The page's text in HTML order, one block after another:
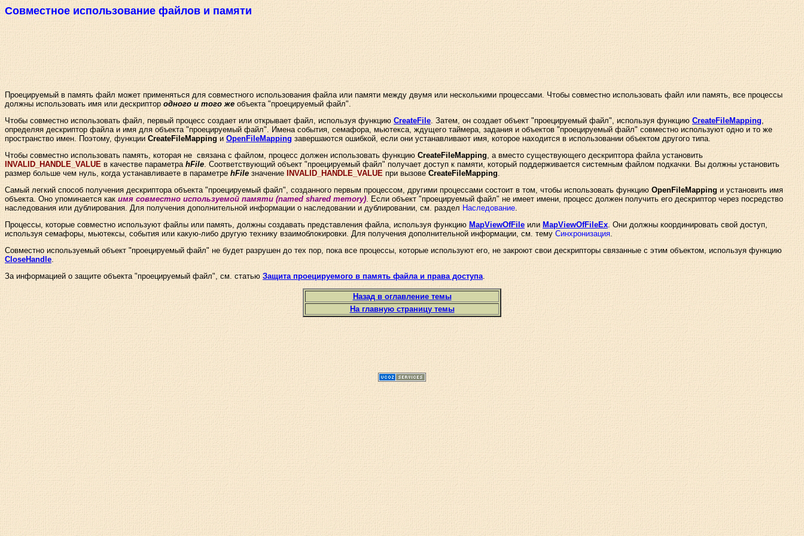
Совместное использование файлов и памяти
Проецируемый в память файл может применяться для совместного использования файла или памяти между двумя или несколькими процессами. Чтобы совместно использовать файл или память, все процессы
должны использовать имя или дескриптор одного и того же объекта "проецируемый файл".
Чтобы совместно использовать файл, первый процесс создает или открывает файл, используя функцию CreateFile. Затем, он создает объект "проецируемый файл", используя функцию CreateFileMapping,
определяя дескриптор файла и имя для объекта "проецируемый файл". Имена события, семафора, мьютекса, ждущего таймера, задания и объектов "проецируемый файл" совместно используют одно и то же
пространство имен. Поэтому, функции CreateFileMappingи OpenFileMapping завершаются ошибкой, если они устанавливают имя, которое находится в использовании объектом другого типа.
Чтобы совместно использовать память, которая не связана с файлом, процесс должен использовать функцию CreateFileMapping, а вместо существующего дескриптора файла установить
INVALID_HANDLE_VALUEв качестве параметраhFile. Соответствующий объект "проецируемый файл" получает доступ к памяти, который поддерживается системным файлом подкачки. Вы должны установить
размер больше чем нуль, когда устанавливаете в параметре hFile значение INVALID_HANDLE_VALUE при вызове CreateFileMapping.
Самый легкий способ получения дескриптора объекта "проецируемый файл", созданного первым процессом, другими процессами состоит в том, чтобы использовать функцию OpenFileMapping и установить имя
объекта. Оно упоминается как имя совместно используемой памяти (named shared memory). Если объект "проецируемый файл" не имеет имени, процесс должен получить его дескриптор через посредство
наследования или дублирования. Для получения дополнительной информации о наследовании и дублировании, см. раздел Наследование.
Процессы, которые совместно используют файлы или память, должны создавать представления файла, используя функцию MapViewOfFileили MapViewOfFileEx. Они должны координировать свой доступ,
используя семафоры, мьютексы, события или какую-либо другую технику взаимоблокировки. Для получения дополнительной информации, см. тему Синхронизация.
Совместно используемый объект "проецируемый файл" не будет разрушен до тех пор, пока все процессы, которые используют его, не закроют свои дескрипторы связанные с этим объектом, используя функцию
CloseHandle.
За информацией о защите объекта "проецируемый файл", см. статью Защита проецируемого в память файла и права доступа.
Назад в оглавление темы
На главную страницу темы